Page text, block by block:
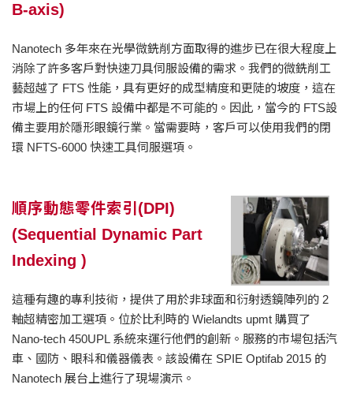
B-axis)
Nanotech 多年來在光學微銑削方面取得的進步已在很大程度上
消除了許多客戶對快速刀具伺服設備的需求。我們的微銑削工
藝超越了 FTS 性能，具有更好的成型精度和更陡的坡度，這在
市場上的任何 FTS 設備中都是不可能的。因此，當今的 FTS設
備主要用於隱形眼鏡行業。當需要時，客戶可以使用我們的閉
環 NFTS-6000 快速工具伺服選項。
順序動態零件索引(DPI)
(Sequential Dynamic Part
Indexing )
這種有趣的專利技術，提供了用於非球面和衍射透鏡陣列的 2
軸超精密加工選項。位於比利時的 Wielandts upmt 購買了
Nano-tech 450UPL 系統來運行他們的創新。服務的市場包括汽
車、國防、眼科和儀器儀表。該設備在 SPIE Optifab 2015 的
Nanotech 展台上進行了現場演示。